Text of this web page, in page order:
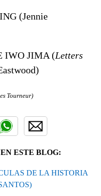
(Jennie
IWO JIMA (Letters
Tourneur)
ESTE BLOG:
DE LA HISTORIA